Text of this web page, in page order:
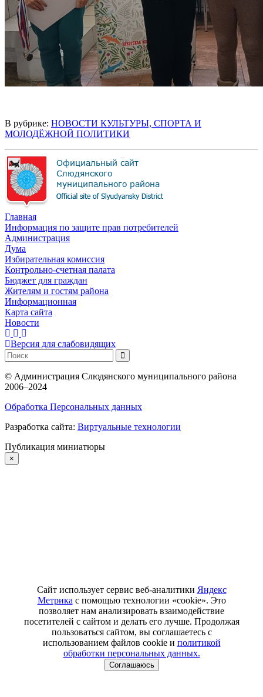
В рубрике: НОВОСТИ КУЛЬТУРЫ, СПОРТА И
МОЛОДЁЖНОЙ ПОЛИТИКИ
Главная
Информация по защите прав потребителей
Администрация
Дума
Избирательная комиссия
Контрольно-счетная палата
Бюджет для граждан
Жителям и гостям района
Информационная
Карта сайта
Новости
Версия для слабовидящих
© Администрация Слюдянского муниципального района
2006–2024
Обработка Персональных данных
Разработка сайта: Виртуальные технологии
Публикация миниатюры
×
Сайт использует сервис веб-аналитики Яндекс
Метрика с помощью технологии «cookie». Это
позволяет нам анализировать взаимодействие
посетителей с сайтом и делать его лучше. Продолжая
пользоваться сайтом, вы соглашаетесь с
использованием файлов cookie и политикой
обработки персональных данных.
Соглашаюсь